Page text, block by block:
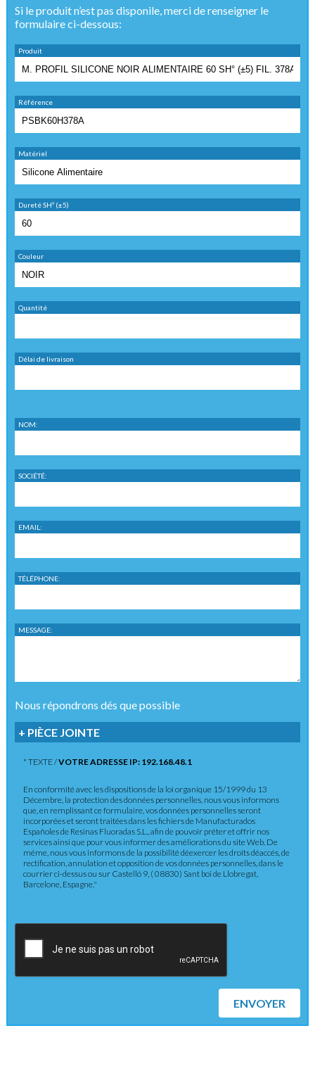
Si le produit n’est pas disponile, merci de renseigner le
formulaire ci-dessous:
Produit
Référence
Matériel
Dureté SHº (±5)
Couleur
Quantité
Délai de livraison
NOM:
SOCIÉTÉ:
EMAIL:
TÉLÉPHONE:
MESSAGE:
Nous répondrons dés que possible
+ PIÈCE JOINTE
* TEXTE /VOTRE ADRESSE IP: 192.168.48.1
En conformité avec les dispositions de la loi organique 15/1999 du 13
Décembre, la protection des données personnelles, nous vous informons
que, en remplissant ce formulaire, vos données personnelles seront
incorporées et seront traitées dans les fichiers de Manufacturados
Españoles de Resinas Fluoradas S.L., afin de pouvoir préter et offrir nos
services ainsi que pour vous informer des améliorations du site Web. De
méme, nous vous informons de la possibilité déexercer les droits déaccés, de
rectification, annulation et opposition de vos données personnelles, dans le
courrier ci-dessus ou sur Castelló 9, ( 08830) Sant boi de Llobregat,
Barcelone, Espagne."
ENVOYER